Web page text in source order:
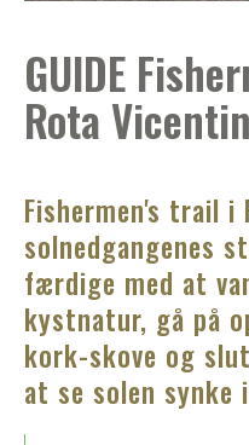
GUIDE
Rota
Fishermen's trail i
solnedgangenes
færdige med at
kystnatur, gå på
kork-skove og
at se solen synke